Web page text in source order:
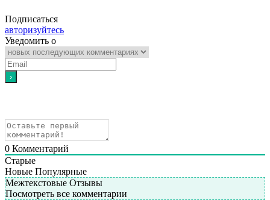
Подписаться
авторизуйтесь
Уведомить о
0 Комментарий
Старые
Новые Популярные
Межтекстовые Отзывы
Посмотреть все комментарии